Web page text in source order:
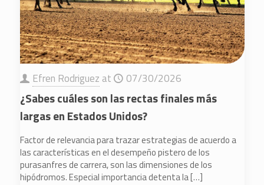
Efren Rodriguez at 07/30/2026
¿Sabes cuáles son las rectas finales más
largas en Estados Unidos?
Factor de relevancia para trazar estrategias de acuerdo a
las características en el desempeño pistero de los
purasanfres de carrera, son las dimensiones de los
hipódromos. Especial importancia detenta la[…]